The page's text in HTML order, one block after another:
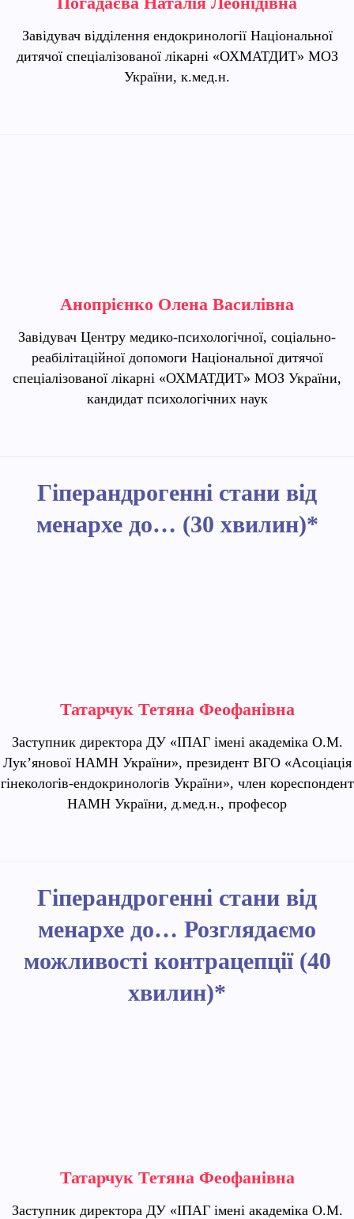
Завідувач відділення ендокринології Національної
дитячої спеціалізованої лікарні «ОХМАТДИТ» МОЗ
України, к.мед.н.
Анопрієнко Олена Василівна
Завідувач Центру медико-психологічної, соціально-
реабілітаційної допомоги Національної дитячої
спеціалізованої лікарні «ОХМАТДИТ» МОЗ України,
кандидат психологічних наук
Гіперандрогенні стани від
менархе до… (30 хвилин)*
Татарчук Тетяна Феофанівна
Заступник директора ДУ «ІПАГ імені академіка О.М.
Лук’янової НАМН України», президент ВГО «Асоціація
гінекологів-ендокринологів України», член кореспондент
НАМН України, д.мед.н., професор
Гіперандрогенні стани від
менархе до… Розглядаємо
можливості контрацепції (40
хвилин)*
Татарчук Тетяна Феофанівна
Заступник директора ДУ «ІПАГ імені академіка О.М.